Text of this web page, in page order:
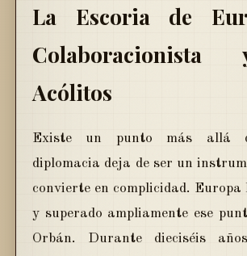
La Escoria de
Acólitos
Existe un punto más allá
diplomacia deja de ser un
convierte en complicidad. Europa
y superado ampliamente ese
Orbán. Durante dieciséis